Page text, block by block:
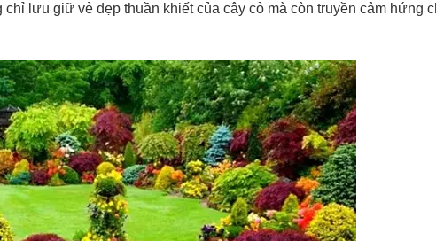
lưu giữ vẻ đẹp thuần khiết của cây cỏ mà còn truyền cảm hứng